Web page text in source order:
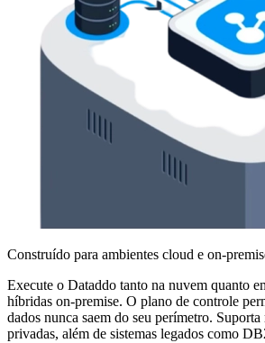
Construído para ambientes cloud e on-
Execute o Dataddo tanto na nuvem quanto
híbridas on-premise. O plano de controle
dados nunca saem do seu perímetro. Suporta
privadas, além de sistemas legados como